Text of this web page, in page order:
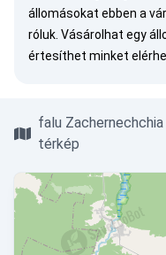
állomásokat ebben a
róluk. Vásárolhat egy
értesíthet minket
falu
térkép